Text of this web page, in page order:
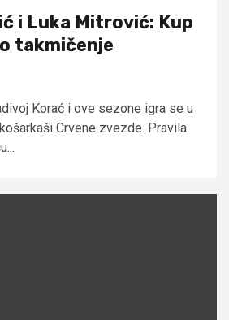
i Luka Mitrović: Kup
takmičenje
Korać i ove sezone igra se u
Crvene zvezde. Pravila